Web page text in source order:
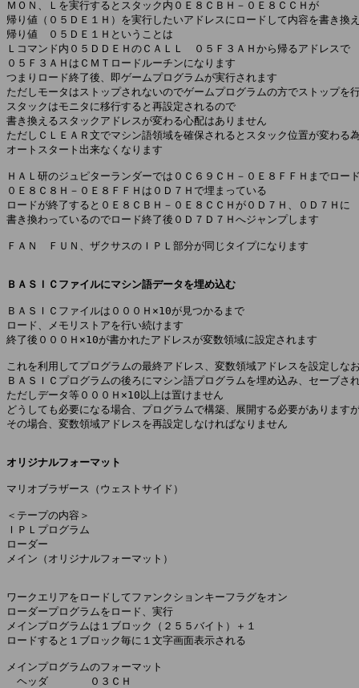
ＭＯＮ、Ｌを実行するとスタック内０Ｅ８ＣＢＨ－０Ｅ８ＣＣＨが
帰り値（０５ＤＥ１Ｈ）を実行したいアドレスにロードして内容を書き換
帰り値　０５ＤＥ１Ｈということは
Ｌコマンド内０５ＤＤＥＨのＣＡＬＬ　０５Ｆ３ＡＨから帰るアドレスで
０５Ｆ３ＡＨはＣＭＴロードルーチンになります
つまりロード終了後、即ゲームプログラムが実行されます
ただしモータはストップされないのでゲームプログラムの方でストップを
スタックはモニタに移行すると再設定されるので
書き換えるスタックアドレスが変わる心配はありません
ただしＣＬＥＡＲ文でマシン語領域を確保されるとスタック位置が変わる
オートスタート出来なくなります
ＨＡＬ研のジュピターランダーでは０Ｃ６９ＣＨ－０Ｅ８ＦＦＨまでロー
０Ｅ８Ｃ８Ｈ－０Ｅ８ＦＦＨは０Ｄ７Ｈで埋まっている
ロードが終了すると０Ｅ８ＣＢＨ－０Ｅ８ＣＣＨが０Ｄ７Ｈ、０Ｄ７Ｈに
書き換わっているのでロード終了後０Ｄ７Ｄ７Ｈへジャンプします
ＦＡＮ　ＦＵＮ、ザクサスのＩＰＬ部分が同じタイプになります
ＢＡＳＩＣファイルにマシン語データを埋め込む
ＢＡＳＩＣファイルは０００Ｈ×10が見つかるまで
ロード、メモリストアを行い続けます
終了後０００Ｈ×10が書かれたアドレスが変数領域に設定されます
これを利用してプログラムの最終アドレス、変数領域アドレスを設定しな
ＢＡＳＩＣプログラムの後ろにマシン語プログラムを埋め込み、セーブさ
ただしデータ等０００Ｈ×10以上は置けません
どうしても必要になる場合、プログラムで構築、展開する必要があります
その場合、変数領域アドレスを再設定しなければなりません
オリジナルフォーマット
マリオブラザース（ウェストサイド）
＜テープの内容＞
ＩＰＬプログラム
ローダー
メイン（オリジナルフォーマット）
ワークエリアをロードしてファンクションキーフラグをオン
ローダープログラムをロード、実行
メインプログラムは１ブロック（２５５バイト）＋１
ロードすると１ブロック毎に１文字画面表示される
メインプログラムのフォーマット
ヘッダ　　　　０３ＣＨ